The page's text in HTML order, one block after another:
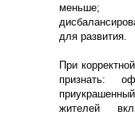
меньше;
для развития.
При
признать:
жителей